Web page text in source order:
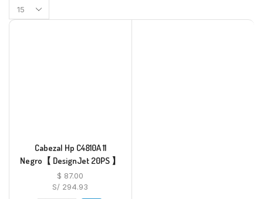
Cabezal Hp C4810A 11
Negro【 DesignJet 20PS 】
$ 87.00
S/ 294.93